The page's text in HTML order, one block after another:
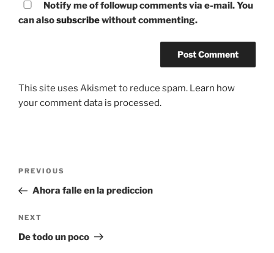
Notify me of followup comments via e-mail. You
can alsosubscribewithout commenting.
This site uses Akismet to reduce spam. Learn how
your comment data is processed.
Previous
Post
PREVIOUS
Ahora falle en la prediccion
Next
Post
NEXT
De todo un poco